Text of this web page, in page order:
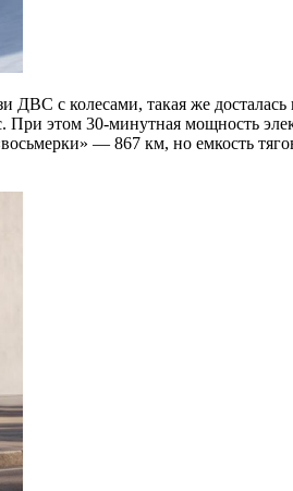
ДВС с колесами, такая же
этом 30-минутная мощность
— 867 км, но емкость